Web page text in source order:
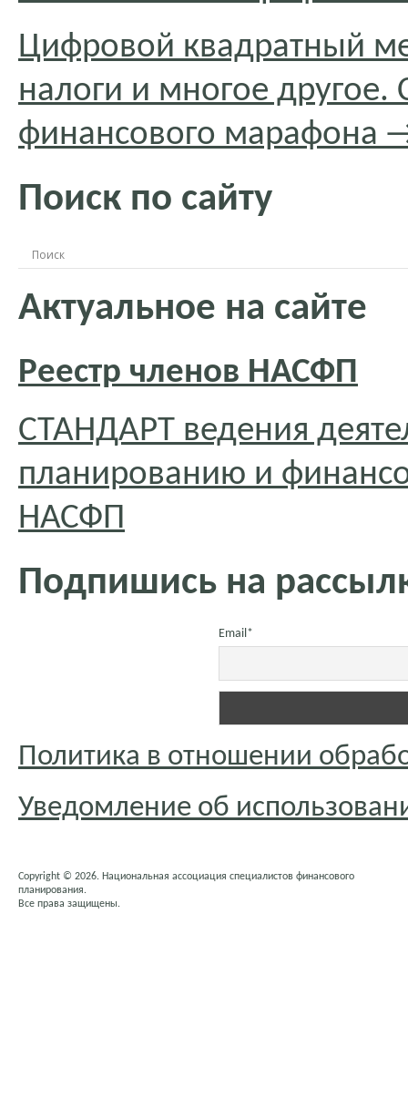
Цифровой квадратный
налоги и многое
финансового марафона
Поиск по сайту
Актуальное на сайте
Реестр членов НАСФП
СТАНДАРТ ведения
планированию и
НАСФП
Подпишись на
Email*
Политика в отношении
Уведомление об
Copyright © 2026. Национальная ассоциация специалистов финансового
планирования.
Все права защищены.